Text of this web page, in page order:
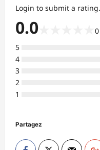
Login to submit a rating.
0.0 0
5
4
3
2
1
Partagez